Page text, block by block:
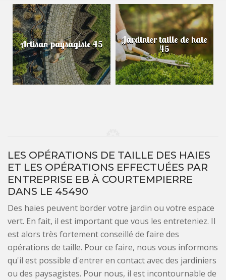
Artisan paysagiste 45 Jardinier taille de haie
45
LES OPÉRATIONS DE TAILLE DES HAIES
ET LES OPÉRATIONS EFFECTUÉES PAR
ENTREPRISE EB À COURTEMPIERRE
DANS LE 45490
Des haies peuvent border votre jardin ou votre espace
vert. En fait, il est important que vous les entreteniez. Il
est alors très fortement conseillé de faire des
opérations de taille. Pour ce faire, nous vous informons
qu'il est possible d'entrer en contact avec des jardiniers
ou des paysagistes. Pour nous, il est incontournable de